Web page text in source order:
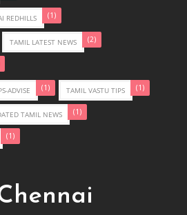
REDHILLS (1)
TAMIL LATEST NEWS (2)
ADVISE (1) TAMIL VASTU TIPS (1)
TAMIL NEWS (1)
(1)